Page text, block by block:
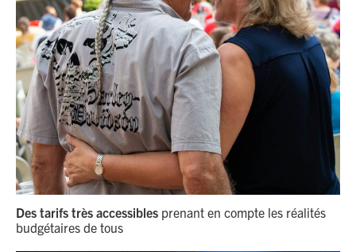
Des tarifs très accessibles prenant en compte les réalités
budgétaires de tous